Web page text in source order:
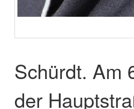
Schürdt. Am
der